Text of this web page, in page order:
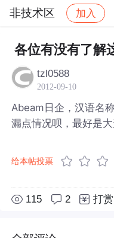
非技术区 加入
社区 非技术区
各位有没有了解
tzl0588
2012-09-10
Abeam日企，汉语名
漏点情况呗，最好是
给本帖投票
115 2 打赏